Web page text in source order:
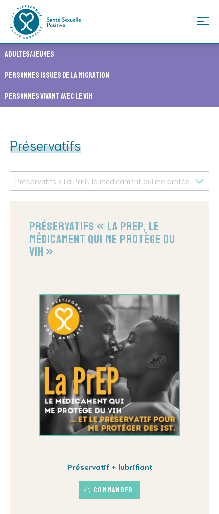
to
content
Adultes/Jeunes
Personnes issues de la migration
Personnes vivant avec le VIH
Préservatifs
Préservatifs « La PrEP, le
médicament qui me protège du
VIH »
Préservatif + lubrifiant
Commander